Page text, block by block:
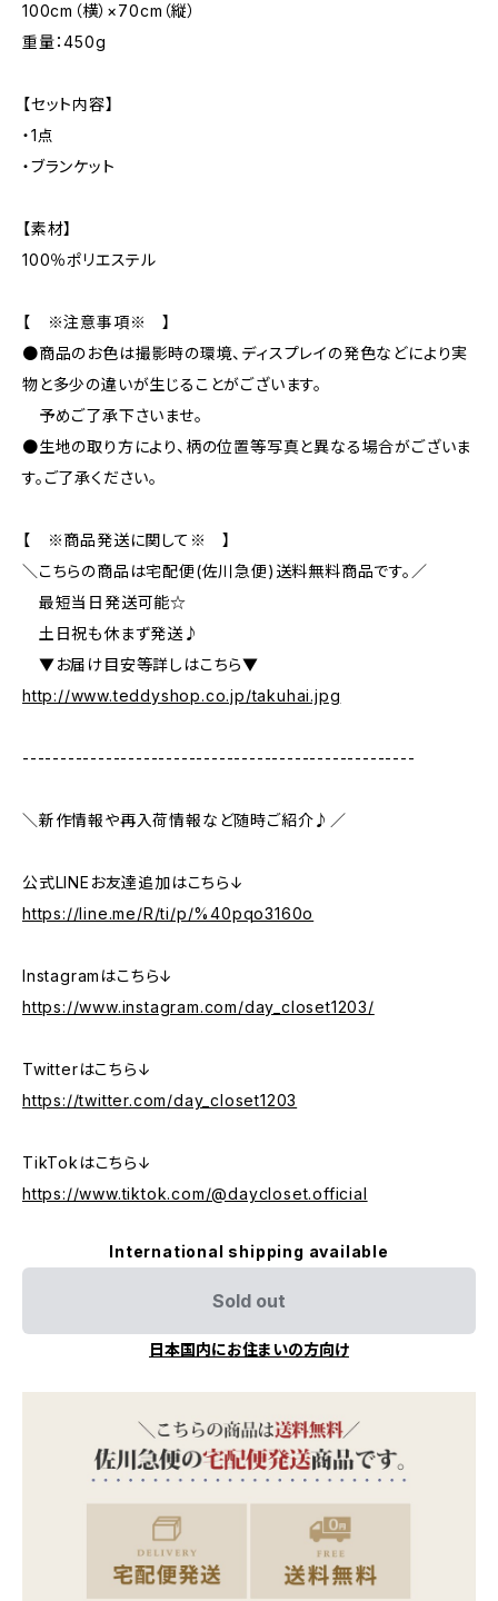
100cm（横）×70cm（縦）
重量：450g
【セット内容】
・1点
・ブランケット
【素材】
100％ポリエステル
【 ※注意事項※ 】
●商品のお色は撮影時の環境、ディスプレイの発色などにより実
物と多少の違いが生じることがございます。
予めご了承下さいませ。
●生地の取り方により、柄の位置等写真と異なる場合がございま
す。ご了承ください。
【 ※商品発送に関して※ 】
＼こちらの商品は宅配便(佐川急便)送料無料商品です。／
最短当日発送可能☆
土日祝も休まず発送♪
▼お届け目安等詳しはこちら▼
http://www.teddyshop.co.jp/takuhai.jpg
----------------------------------------------------
＼新作情報や再入荷情報など随時ご紹介♪／
公式LINEお友達追加はこちら↓
https://line.me/R/ti/p/%40pqo3160o
Instagramはこちら↓
https://www.instagram.com/day_closet1203/
Twitterはこちら↓
https://twitter.com/day_closet1203
TikTokはこちら↓
https://www.tiktok.com/@daycloset.official
International shipping available
Sold out
日本国内にお住まいの方向け